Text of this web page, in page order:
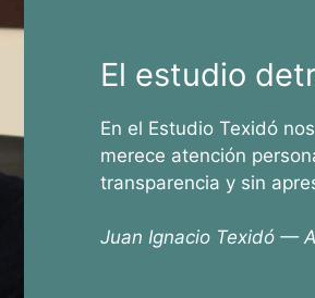
El estudio
En el Estudio Texidó
merece atención
transparencia y sin
Juan Ignacio Texidó —